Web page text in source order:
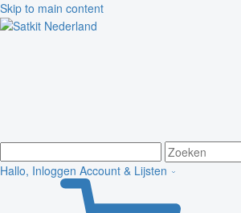
Skip to main content
Hallo, Inloggen Account & Lijsten